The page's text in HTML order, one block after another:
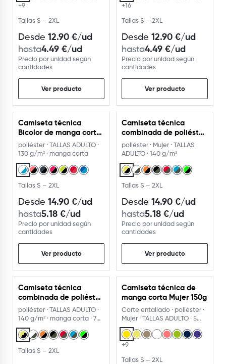
+9
Tallas S – 2XL
Desde 12.90 €/ud
hasta4.49 €/ud
Precio por unidad según
cantidades
Ver producto
+16
Tallas S – 2XL
Desde 12.90 €/ud
hasta4.49 €/ud
Precio por unidad según
cantidades
Ver producto
Camiseta técnica
Bicolor de manga corta
130g
poliéster · TALLAS ADULTO ·
130 g/m² · manga corta
Tallas S – 2XL
Desde 14.90 €/ud
hasta5.18 €/ud
Precio por unidad según
cantidades
Ver producto
Camiseta técnica
combinada de poliéster
140g
poliéster · Mujer · TALLAS
ADULTO · 140 g/m²
Tallas S – 2XL
Desde 14.90 €/ud
hasta5.18 €/ud
Precio por unidad según
cantidades
Ver producto
Camiseta técnica
combinada de poliéster
manga corta ranglán
140G
poliéster · TALLAS ADULTO ·
140 g/m² · manga corta · 7
colores
Tallas S – 2XL
Camiseta técnica de
manga corta Mujer 150g
Corte entallado · poliéster ·
Mujer · TALLAS ADULTO · 5
tallas
+9
Tallas S – 2XL